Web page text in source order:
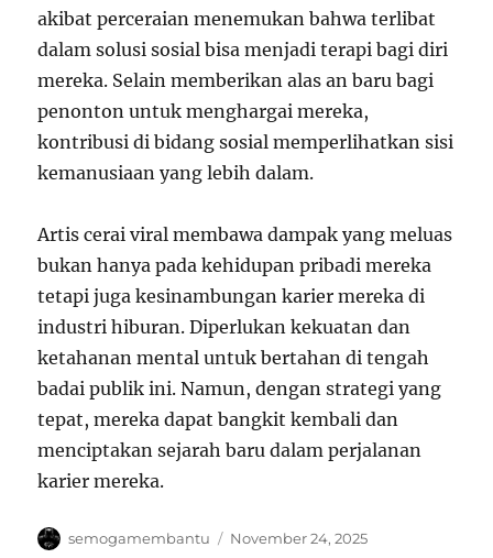
akibat perceraian menemukan bahwa terlibat
dalam solusi sosial bisa menjadi terapi bagi diri
mereka. Selain memberikan alas an baru bagi
penonton untuk menghargai mereka,
kontribusi di bidang sosial memperlihatkan sisi
kemanusiaan yang lebih dalam.
Artis cerai viral membawa dampak yang meluas
bukan hanya pada kehidupan pribadi mereka
tetapi juga kesinambungan karier mereka di
industri hiburan. Diperlukan kekuatan dan
ketahanan mental untuk bertahan di tengah
badai publik ini. Namun, dengan strategi yang
tepat, mereka dapat bangkit kembali dan
menciptakan sejarah baru dalam perjalanan
karier mereka.
Author
semogamembantu
Posted
November 24, 2025